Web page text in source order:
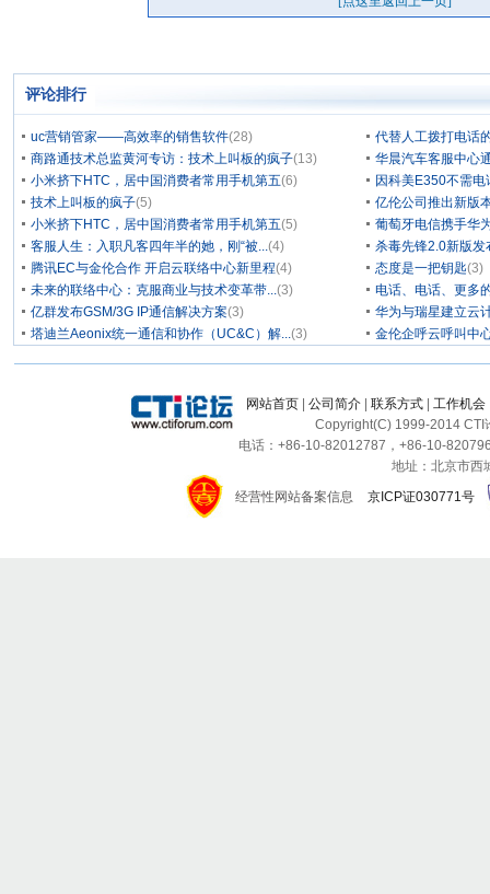
评论排行
uc营销管家——高效率的销售软件(28)
代替人工拨打电话
商路通技术总监黄河专访：技术上叫板的疯子(13)
华晨汽车客服中心
小米挤下HTC，居中国消费者常用手机第五(6)
因科美E350不需
技术上叫板的疯子(5)
亿伦公司推出新版
小米挤下HTC，居中国消费者常用手机第五(5)
葡萄牙电信携手华
客服人生：入职凡客四年半的她，刚“被...(4)
杀毒先锋2.0新版发
腾讯EC与金伦合作 开启云联络中心新里程(4) 态度是一把钥匙(3)
未来的联络中心：克服商业与技术变革带...(3)
电话、电话、更多
亿群发布GSM/3G IP通信解决方案(3)
华为与瑞星建立云
塔迪兰Aeonix统一通信和协作（UC&C）解...(3) 金伦企呼云呼叫中
网站首页 公司简介 联系方式 工作机会
Copyright(C) 1999-2014 CTI
电话：+86-10-82012787，+86-10-
地址：北京市西
经营性网站备案信息
京ICP证030771号